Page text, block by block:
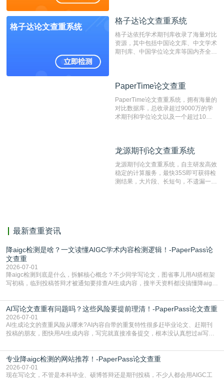
编辑部检测来稿和已发表的文献,检测
测时注意填写第一作者,才能排除已发
表文献复制比。（限制字符数1万）
格子达论文查重系统
格子达论文查重系统
格子达依托学术期刊库收录了海量对比
资源，其中包括中国论文库、中文学术
期刊库、中国学位论文库等国内齐全的
系统，可检测中文、英文两种语言的论
PaperTime论文查重
PaperTime论文查重系统，拥有海量的
对比数据库，总收录超过9000万的学
术期刊和学位论文以及一个超过10亿
对，利用指纹索引快速而精准地在云检
有相似的片段，该项技术检测速度快、
准确率高，市场反映良好。
龙源期刊论文查重系统
龙源期刊论文查重系统，自主研发高效
稳定的计算服务，最快35S即可获得检
测结果，大片段、长短句，不遗漏一处
最新查重资讯
降aigc检测是啥？一文读懂AIGC学术内容检测逻辑！-PaperPass论
文查重
2026-07-01
降aigc检测到底是什么，拆解核心概念？不少同学写论文，图省事儿用AI搭框架
写初稿，临到投稿答辩才被通知要排查AI生成内容，搜半天资料都没搞懂降aigc
怕是已经入行的科研人员，不少人也搞不清降aigc检测是啥，对相关要求摸不
准。其实，降aigc检测是伴随AIGC工具在学术领域普及诞生的新需求，核心是为
了满足现在高校、期刊对AI生
AI写论文查重有问题吗？这些风险要提前理清！-PaperPass论文查重
2026-07-01
AI生成论文的查重风险从哪来?AI内容自带的重复特性很多赶毕业论文、赶期刊
投稿的朋友，图快用AI生成内容，写完就直接准备提交，根本没认真想过ai写论
自带不可忽视的查重风险。AI训练依赖海量公开的文本数据，生成内容本质是基
于训练数据的概率拼接，不是从零开始的原创创作。生成过程中，很容易复用已
有的高频公共表述，甚至直接拼接已经公开
专业降aigc检测的网站推荐！-PaperPass论文查重
2026-07-01
现在写论文，不管是本科毕业、硕博答辩还是期刊投稿，不少人都会用AIGC工